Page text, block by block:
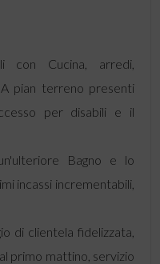
con Cucina, arredi,
pian terreno presenti
per disabili e il
Bagno e lo
incassi incrementabili,
di clientela fidelizzata,
primo mattino, servizio